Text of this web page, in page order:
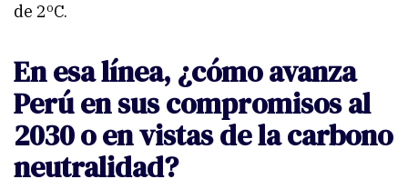
de 2ºC.
En esa línea, ¿cómo avanza
Perú en sus compromisos al
2030 o en vistas de la carbono
neutralidad?